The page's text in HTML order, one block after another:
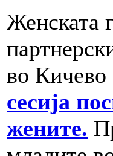
Женската
во Кичево
сесија
жените.